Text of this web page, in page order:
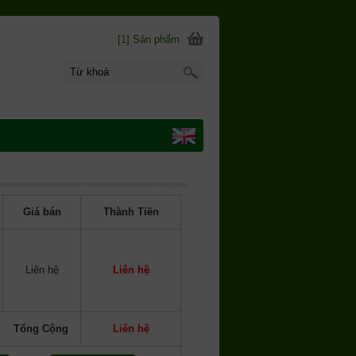
Giá bán Thành Tiền
Liên hệ Liên hệ
Tổng Cộng Liên hệ
[1] Sản phẩm